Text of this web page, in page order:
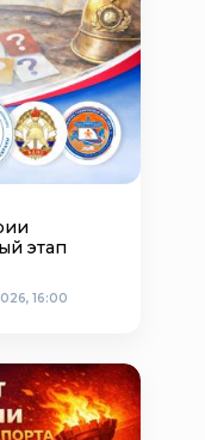
этап
16:00